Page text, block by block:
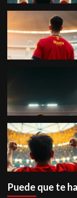
Puede que te